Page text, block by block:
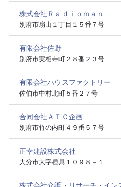
株式会社Ｒａｄｉｏｍａｎ
別府市扇山１丁目１５番７号
有限会社佐野
別府市実相寺町２８番２３号
有限会社ハウスファクトリー
佐伯市中村北町５番２７号
合同会社ＡＴＣ企画
別府市竹の内町４９番５７号
正幸建設株式会社
大分市大字種具１０９８－１